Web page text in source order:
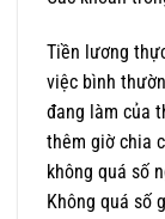
Tiền lương
việc bình
đang làm của
thêm giờ chia
không quá số
Không quá số